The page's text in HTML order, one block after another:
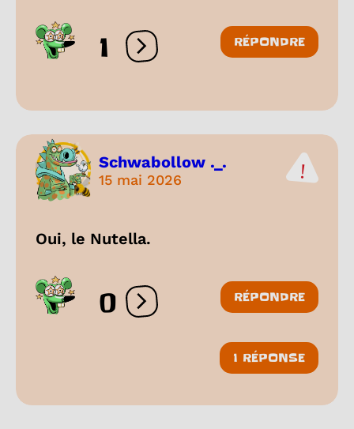
1 Ouvrir les réactions
RÉPONDRE
Schwabollow ._.
15 mai 2026
Oui, le Nutella.
0 Ouvrir les réactions
RÉPONDRE
1 RÉPONSE